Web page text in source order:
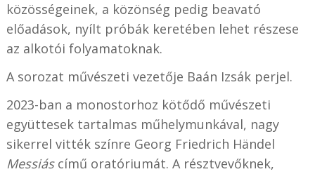
közösségeinek, a közönség pedig beavató
előadások, nyílt próbák keretében lehet részese
az alkotói folyamatoknak.
A sorozat művészeti vezetője Baán Izsák perjel.
2023-ban a monostorhoz kötődő művészeti
együttesek tartalmas műhelymunkával, nagy
sikerrel vitték színre Georg Friedrich Händel
Messiáscímű oratóriumát. A résztvevőknek,